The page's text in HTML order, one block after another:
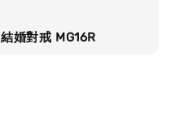
結婚對戒 MG16R